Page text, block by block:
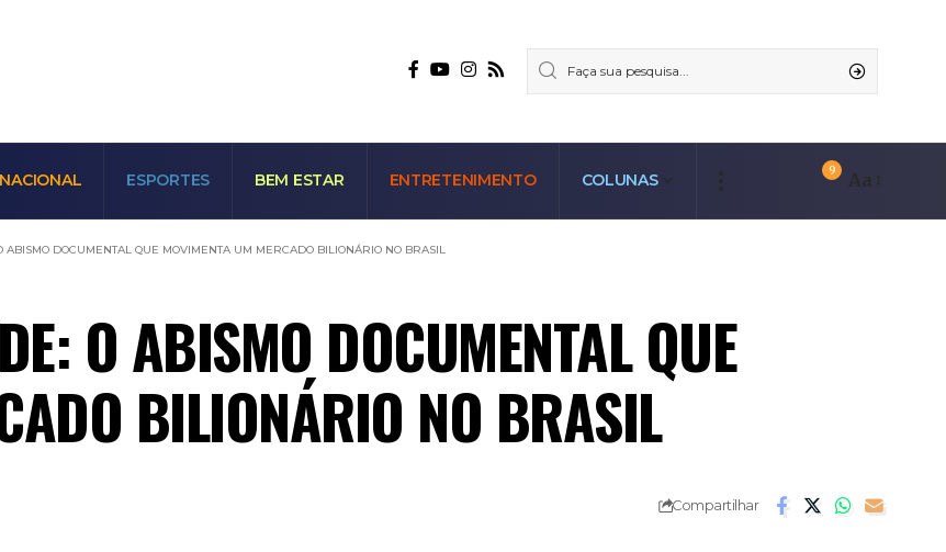
ESPORTES BEM ESTAR ENTRETENIMENTO COLUNAS
9 Aa
ABISMO DOCUMENTAL QUE MOVIMENTA UM MERCADO BILIONÁRIO NO BRASIL
O ABISMO DOCUMENTAL QUE
BILIONÁRIO NO BRASIL
Compartilhar